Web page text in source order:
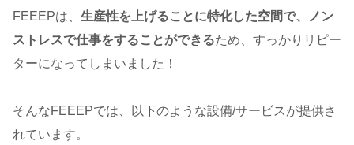
FEEEPは、 生産性を上げることに特化した空間で、ノン
ストレスで仕事をすることができるため、すっかりリピー
ターになってしまいました！
そんなFEEEPでは、以下のような設備/サービスが提供さ
れています。